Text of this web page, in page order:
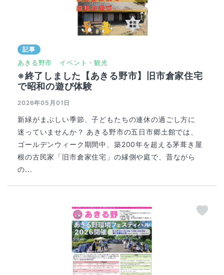
記事
あきる野市 イベント・観光
※終了しました【あきる野市】旧市倉家住宅
で昭和の遊び体験
2026年05月01日
新緑がまぶしい季節、子どもたちの連休の過ごし方に
迷っていませんか？ あきる野市の五日市郷土館では、
ゴールデンウィーク期間中、築200年を超える茅葺き屋
根の古民家「旧市倉家住宅」の縁側や庭で、昔ながら
の...